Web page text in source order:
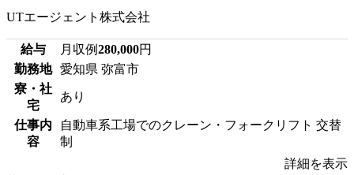
UTエージェント株式会社
給与 月収例280,000円
勤務地
愛知県 弥富市
寮・社
宅
あり
仕事内
容
自動車系工場でのクレーン・フォークリフト 交替
制
詳細を表示